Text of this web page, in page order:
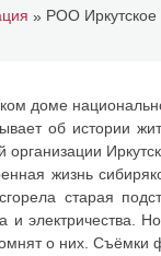
»
доме
об истории
жизнь
старая
и электричества.
о них. Съёмки